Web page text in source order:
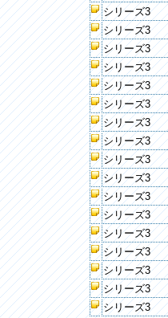
シリーズ3
シリーズ3
シリーズ3
シリーズ3
シリーズ3
シリーズ3
シリーズ3
シリーズ3
シリーズ3
シリーズ3
シリーズ3
シリーズ3
シリーズ3
シリーズ3
シリーズ3
シリーズ3
シリーズ3